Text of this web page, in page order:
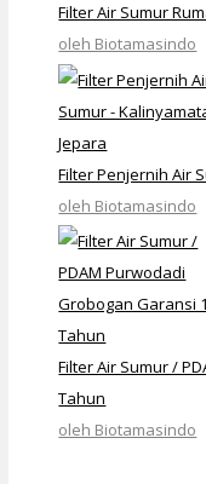
Filter Air Sumur
oleh Biotamasindo
Filter Penjernih Air
oleh Biotamasindo
Filter Air Sumur /
Tahun
oleh Biotamasindo